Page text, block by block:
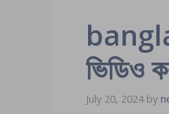
ভিডিও
July 20, 2024 by